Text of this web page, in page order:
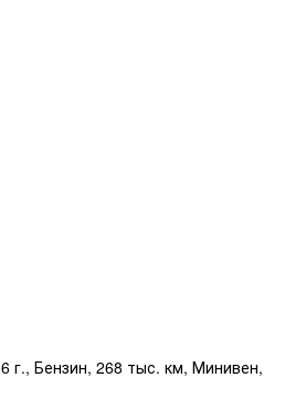
г., Бензин, 268 тыс. км, Минивен,